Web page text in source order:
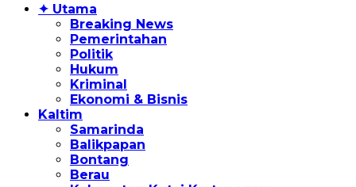
✦ Utama
Breaking News
Pemerintahan
Politik
Hukum
Kriminal
Ekonomi & Bisnis
Kaltim
Samarinda
Balikpapan
Bontang
Berau